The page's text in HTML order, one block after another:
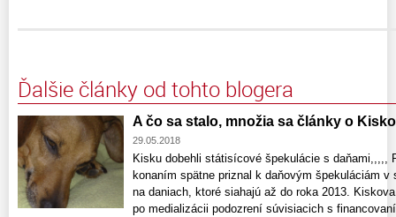
Ďalšie články od tohto blogera
A čo sa stalo, množia sa články o
29.05.2018
Kisku dobehli státisícové špekulácie s daňami,,,,,
konaním spätne priznal k daňovým špekuláciám
na daniach, ktoré siahajú až do roka 2013.
po medializácii podozrení súvisiacich s